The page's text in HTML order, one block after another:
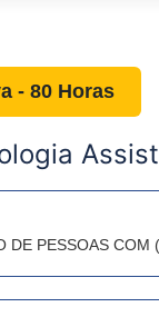
- 80 Horas
DE PESSOAS COM